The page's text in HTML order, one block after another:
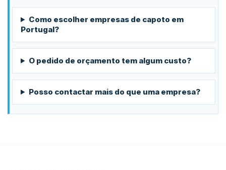
Como escolher empresas de capoto em
Portugal?
O pedido de orçamento tem algum custo?
Posso contactar mais do que uma empresa?